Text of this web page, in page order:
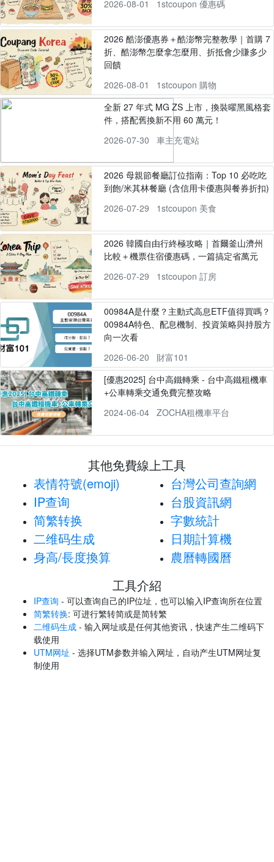
2026-08-01
1stcoupon 優惠碼
2026 酷澎優惠券＋酷澎幣完整教學｜首購 7
折、酷澎幣怎麼拿怎麼用、折抵會少賺多少
回饋
2026-08-01
1stcoupon 購物
全新 27 年式 MG ZS 上市，換裝曜黑風格套
件，搭配舊換新不用 60 萬元！
2026-07-30
車主充電站
2026 母親節餐廳訂位指南：Top 10 必吃吃
到飽/米其林餐廳 (含信用卡優惠與餐券折扣)
2026-07-29
1stcoupon 美食
2026 韓國自由行終極攻略｜首爾釜山濟州
比較＋機票住宿優惠碼，一篇搞定省萬元
2026-07-29
1stcoupon 訂房
00984A是什麼？主動式高息ETF值得買嗎？
00984A特色、配息機制、投資策略與持股方
向一次看
2026-06-20
財富101
[優惠2025] 台中高鐵轉乘 - 台中高鐵租機車
+公車轉乘交通免費完整攻略
2024-06-04
ZOCHA租機車平台
其他免費線上工具
表情符號(emoji)
IP查询
简繁转换
二维码生成
身高/長度換算
台灣公司查詢網
台股資訊網
字數統計
日期計算機
農曆轉國曆
工具介紹
IP查询 - 可以查询自己的IP位址，也可以输入IP查询所在位置
简繁转换: 可进行繁转简或是简转繁
二维码生成 - 输入网址或是任何其他资讯，快速产生二维码下
载使用
UTM网址 - 选择UTM参数并输入网址，自动产生UTM网址复
制使用